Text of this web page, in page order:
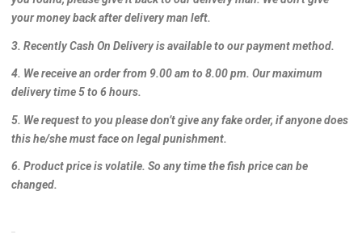
your money back after delivery man left.
3. Recently Cash On Delivery is available to our payment method.
4. We receive an order from 9.00 am to 8.00 pm. Our maximum
delivery time 5 to 6 hours.
5. We request to you please don’t give any fake order, if anyone does
this he/she must face on legal punishment.
6. Product price is volatile. So any time the fish price can be
changed.